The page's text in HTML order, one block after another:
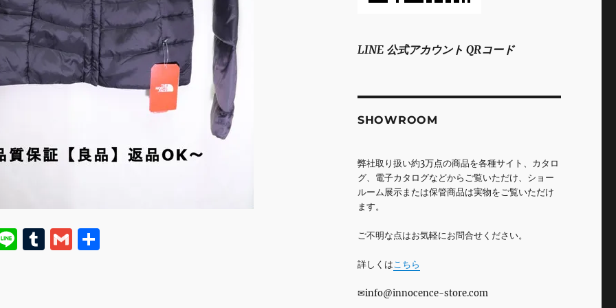
Li T G 共
LINE 公式アカウント QRコード
SHOWROOM
弊社取り扱い約3万点の商品を各種サイト、カタロ
グ、電子カタログなどからご覧いただけ、ショー
ルーム展示または保管商品は実物をご覧いただけ
ます。
ご不明な点はお気軽にお問合せください。
詳しくはこちら
✉info@innocence-store.com